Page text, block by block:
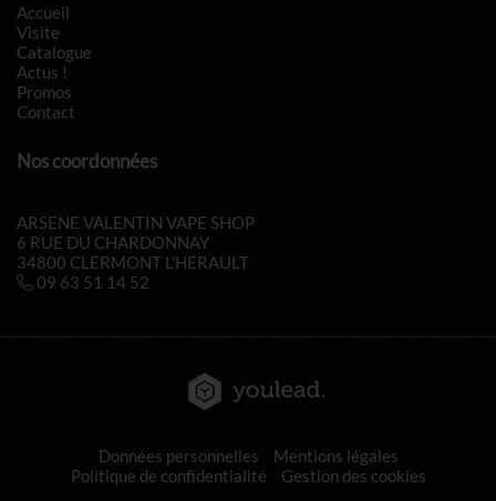
Accueil
Visite
Catalogue
Actus !
Promos
Contact
Nos coordonnées
ARSENE VALENTIN VAPE SHOP
6 RUE DU CHARDONNAY
34800 CLERMONT L'HERAULT
09 63 51 14 52
Données personnelles
Mentions légales
Politique de confidentialité
Gestion des cookies